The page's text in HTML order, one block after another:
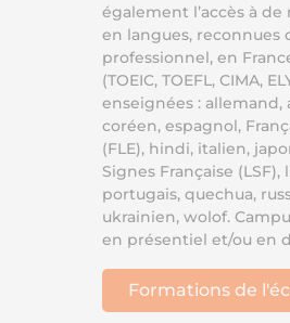
également l’accès à
en langues, reconnues
professionnel, en
(TOEIC, TOEFL, CIMA,
enseignées : allemand,
coréen, espagnol,
(FLE), hindi, italien,
Signes Française
portugais, quechua,
ukrainien, wolof.
en présentiel et/ou en
Formations de